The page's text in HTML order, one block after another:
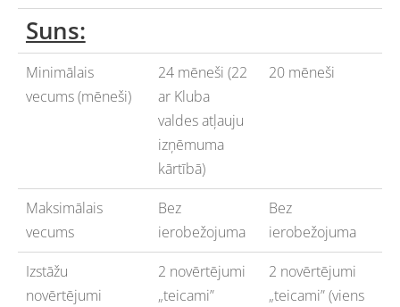
Suns:
Minimālais
vecums (mēneši)
24 mēneši (22
ar Kluba
valdes atļauju
izņēmuma
kārtībā)
20 mēneši
Maksimālais
vecums
Bez
ierobežojuma
Bez
ierobežojuma
Izstāžu
novērtējumi
2 novērtējumi
„teicami”
2 novērtējumi
„teicami” (viens